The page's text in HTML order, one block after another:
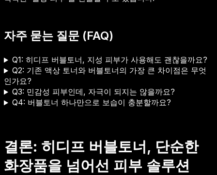
자주 묻는 질문 (FAQ)
Q1: 히디프 버블토너, 지성 피부가 사용해도 괜찮을까요?
Q2: 기존 액상 토너와 버블토너의 가장 큰 차이점은 무엇
인가요?
Q3: 민감성 피부인데, 자극이 되지는 않을까요?
Q4: 버블토너 하나만으로 보습이 충분할까요?
결론: 히디프 버블토너, 단순한
화장품을 넘어선 피부 솔루션